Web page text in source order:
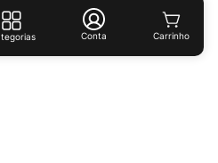
Conta